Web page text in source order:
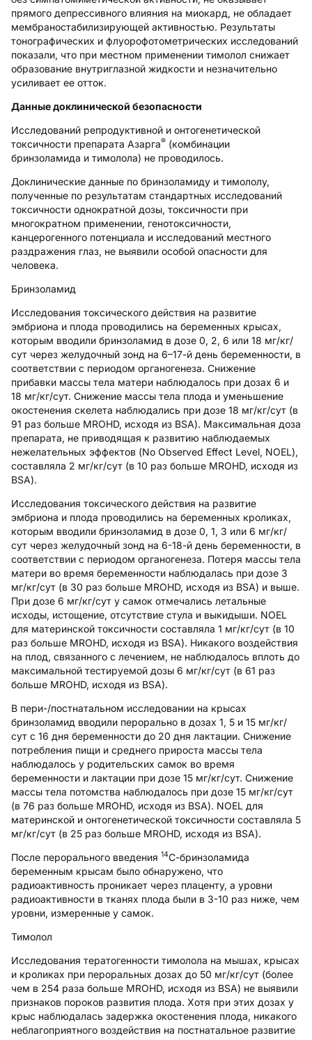
прямого депрессивного влияния на миокард, не обладает
мембраностабилизирующей активностью. Результаты
тонографических и флуорофотометрических исследований
показали, что при местном применении тимолол снижает
образование внутриглазной жидкости и незначительно
усиливает ее отток.
Данные доклинической безопасности
Исследований репродуктивной и онтогенетической
токсичности препарата Азарга® (комбинации
бринзоламида и тимолола) не проводилось.
Доклинические данные по бринзоламиду и тимололу,
полученные по результатам стандартных исследований
токсичности однократной дозы, токсичности при
многократном применении, генотоксичности,
канцерогенного потенциала и исследований местного
раздражения глаз, не выявили особой опасности для
человека.
Бринзоламид
Исследования токсического действия на развитие
эмбриона и плода проводились на беременных крысах,
которым вводили бринзоламид в дозе 0, 2, 6 или 18 мг/кг/
сут через желудочный зонд на 6–17-й день беременности, в
соответствии с периодом органогенеза. Снижение
прибавки массы тела матери наблюдалось при дозах 6 и
18 мг/кг/сут. Снижение массы тела плода и уменьшение
окостенения скелета наблюдались при дозе 18 мг/кг/сут (в
91 раз больше MROHD, исходя из BSA). Максимальная доза
препарата, не приводящая к развитию наблюдаемых
нежелательных эффектов (No Observed Effect Level, NOEL),
составляла 2 мг/кг/сут (в 10 раз больше MROHD, исходя из
BSA).
Исследования токсического действия на развитие
эмбриона и плода проводились на беременных кроликах,
которым вводили бринзоламид в дозе 0, 1, 3 или 6 мг/кг/
сут через желудочный зонд на 6-18-й день беременности, в
соответствии с периодом органогенеза. Потеря массы тела
матери во время беременности наблюдалась при дозе 3
мг/кг/сут (в 30 раз больше MROHD, исходя из BSA) и выше.
При дозе 6 мг/кг/сут у самок отмечались летальные
исходы, истощение, отсутствие стула и выкидыши. NOEL
для материнской токсичности составляла 1 мг/кг/сут (в 10
раз больше MROHD, исходя из BSA). Никакого воздействия
на плод, связанного с лечением, не наблюдалось вплоть до
максимальной тестируемой дозы 6 мг/кг/сут (в 61 раз
больше MROHD, исходя из BSA).
В пери-/постнатальном исследовании на крысах
бринзоламид вводили перорально в дозах 1, 5 и 15 мг/кг/
сут с 16 дня беременности до 20 дня лактации. Снижение
потребления пищи и среднего прироста массы тела
наблюдалось у родительских самок во время
беременности и лактации при дозе 15 мг/кг/сут. Снижение
массы тела потомства наблюдалось при дозе 15 мг/кг/сут
(в 76 раз больше MROHD, исходя из BSA). NOEL для
материнской и онтогенетической токсичности составляла 5
мг/кг/сут (в 25 раз больше MROHD, исходя из BSA).
После перорального введения 14С-бринзоламида
беременным крысам было обнаружено, что
радиоактивность проникает через плаценту, а уровни
радиоактивности в тканях плода были в 3-10 раз ниже, чем
уровни, измеренные у самок.
Тимолол
Исследования тератогенности тимолола на мышах, крысах
и кроликах при пероральных дозах до 50 мг/кг/сут (более
чем в 254 раза больше MROHD, исходя из BSA) не выявили
признаков пороков развития плода. Хотя при этих дозах у
крыс наблюдалась задержка окостенения плода, никакого
неблагоприятного воздействия на постнатальное развитие